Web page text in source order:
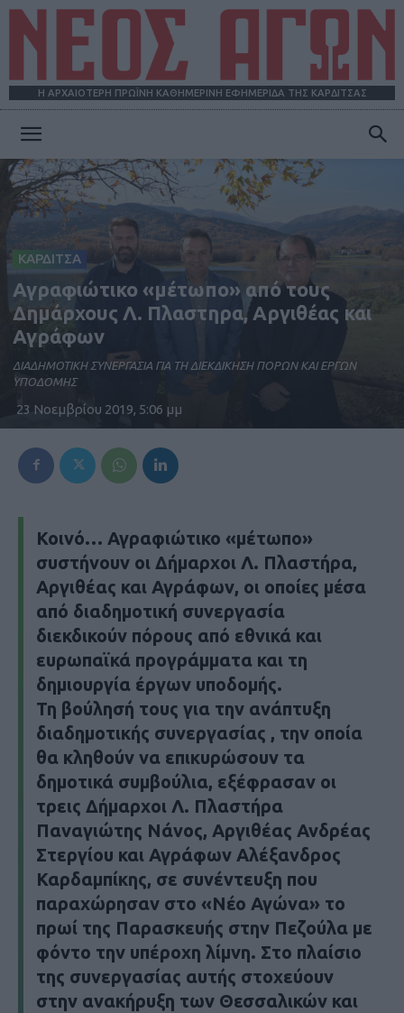
Η ΑΡΧΑΙΟΤΕΡΗ ΠΡΩΪΝΗ ΚΑΘΗΜΕΡΙΝΗ ΕΦΗΜΕΡΙΔΑ ΤΗΣ ΚΑΡΔΙΤΣΑΣ
ΑΓΩΝ
ΚΑΡΔΙΤΣΑ
Αγραφιώτικο «μέτωπο» από τους
Δημάρχους Λ. Πλαστηρα, Αργιθέας και
Αγράφων
ΔΙΑΔΗΜΟΤΙΚΗ ΣΥΝΕΡΓΑΣΙΑ ΓΙΑ ΤΗ ΔΙΕΚΔΙΚΗΣΗ ΠΟΡΩΝ ΚΑΙ ΕΡΓΩΝ
ΥΠΟΔΟΜΗΣ
23 Νοεμβρίου 2019, 5:06 μμ
Κοινό… Αγραφιώτικο «μέτωπο»
συστήνουν οι Δήμαρχοι Λ. Πλαστήρα,
Αργιθέας και Αγράφων, οι οποίες μέσα
από διαδημοτική συνεργασία
διεκδικούν πόρους από εθνικά και
ευρωπαϊκά προγράμματα και τη
δημιουργία έργων υποδομής.
Τη βούλησή τους για την ανάπτυξη
διαδημοτικής συνεργασίας , την οποία
θα κληθούν να επικυρώσουν τα
δημοτικά συμβούλια, εξέφρασαν οι
τρεις Δήμαρχοι Λ. Πλαστήρα
Παναγιώτης Νάνος, Αργιθέας Ανδρέας
Στεργίου και Αγράφων Αλέξανδρος
Καρδαμπίκης, σε συνέντευξη που
παραχώρησαν στο «Νέο Αγώνα» το
πρωί της Παρασκευής στην Πεζούλα με
φόντο την υπέροχη λίμνη. Στο πλαίσιο
της συνεργασίας αυτής στοχεύουν
στην ανακήρυξη των Θεσσαλικών και